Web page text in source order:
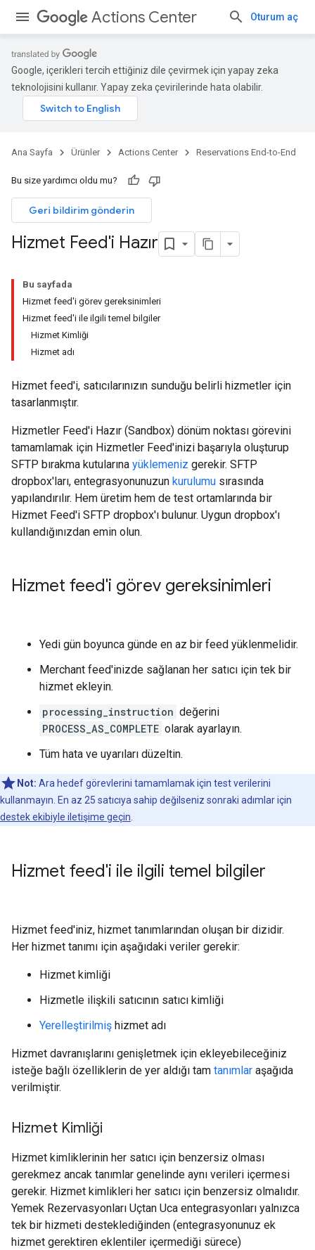
Actions Center Oturum aç
Google, içerikleri tercih ettiğiniz dile çevirmek için yapay zeka
teknolojisini kullanır. Yapay zeka çevirilerinde hata olabilir.
Ana Sayfa Ürünler Actions Center Reservations End-to-End
Bu size yardımcı oldu mu?
Geri bildirim gönderin
Hizmet Feed'i Hazır
Bu sayfada
Hizmet feed'i görev gereksinimleri
Hizmet feed'i ile ilgili temel bilgiler
Hizmet Kimliği
Hizmet adı
Hizmet feed'i, satıcılarınızın sunduğu belirli hizmetler için
tasarlanmıştır.
Hizmetler Feed'i Hazır (Sandbox) dönüm noktası görevini
tamamlamak için Hizmetler Feed'inizi başarıyla oluşturup
SFTP bırakma kutularına yüklemeniz gerekir. SFTP
dropbox'ları, entegrasyonunuzun kurulumu sırasında
yapılandırılır. Hem üretim hem de test ortamlarında bir
Hizmet Feed'i SFTP dropbox'ı bulunur. Uygun dropbox'ı
kullandığınızdan emin olun.
Hizmet feed'i görev gereksinimleri
Yedi gün boyunca günde en az bir feed yüklenmelidir.
Merchant feed'inizde sağlanan her satıcı için tek bir
hizmet ekleyin.
processing_instruction değerini
PROCESS_AS_COMPLETE olarak ayarlayın.
Tüm hata ve uyarıları düzeltin.
Not: Ara hedef görevlerini tamamlamak için test verilerini
kullanmayın. En az 25 satıcıya sahip değilseniz sonraki adımlar için
destek ekibiyle iletişime geçin
Hizmet feed'i ile ilgili temel bilgiler
Hizmet feed'iniz, hizmet tanımlarından oluşan bir dizidir.
Her hizmet tanımı için aşağıdaki veriler gerekir:
Hizmet kimliği
Hizmetle ilişkili satıcının satıcı kimliği
Yerelleştirilmiş hizmet adı
Hizmet davranışlarını genişletmek için ekleyebileceğiniz
isteğe bağlı özelliklerin de yer aldığı tam tanımlar aşağıda
verilmiştir.
Hizmet Kimliği
Hizmet kimliklerinin her satıcı için benzersiz olması
gerekmez ancak tanımlar genelinde aynı verileri içermesi
gerekir. Hizmet kimlikleri her satıcı için benzersiz olmalıdır.
Yemek Rezervasyonları Uçtan Uca entegrasyonları yalnızca
tek bir hizmeti desteklediğinden (entegrasyonunuz ek
hizmet gerektiren eklentiler içermediği sürece)